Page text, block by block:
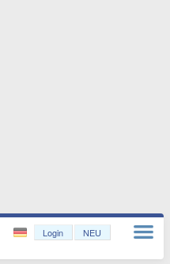
Login NEU